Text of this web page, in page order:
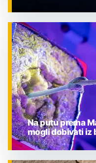
ZNANOST
Na putu prema
mogli dobivati iz